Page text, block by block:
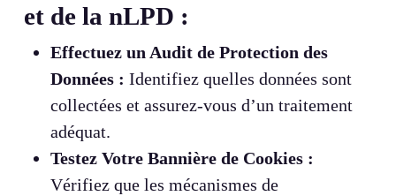
et de la nLPD :
Effectuez un Audit de Protection des
Données : Identifiez quelles données sont
collectées et assurez-vous d’un traitement
adéquat.
Testez Votre Bannière de Cookies :
Vérifiez que les mécanismes de